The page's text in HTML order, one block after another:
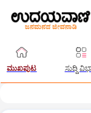
ಮುಖಪುಟ ಸುದ್ದಿ